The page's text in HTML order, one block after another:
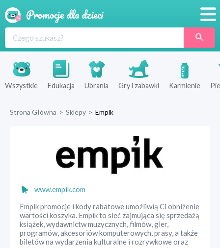
Produkty
Sklepy
Wszystkie Edukacja Ubrania Gry i zabawki Karmienie
Strona Główna > Sklepy > Empik
www.empik.com
Empik promocje i kody rabatowe umożliwią Ci obniżenie
wartości koszyka. Empik to sieć zajmująca się sprzedażą
książek, wydawnictw muzycznych, filmów, gier,
programów, akcesoriów komputerowych, prasy, a także
biletów na wydarzenia kulturalne i rozrywkowe oraz